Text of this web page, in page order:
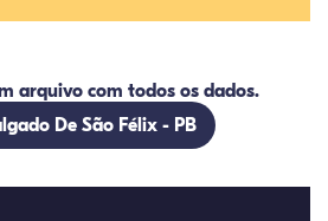
arquivo com todos os dados.
De São Félix - PB